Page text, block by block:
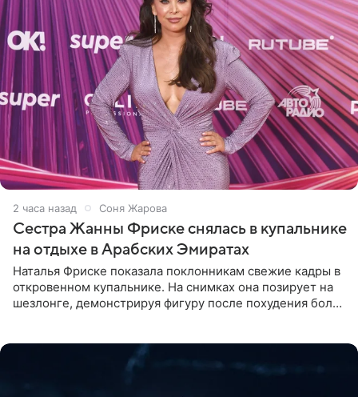
2 часа назад Соня Жарова
Сестра Жанны Фриске снялась в купальнике
на отдыхе в Арабских Эмиратах
Наталья Фриске показала поклонникам свежие кадры в
откровенном купальнике. На снимках она позирует на
шезлонге, демонстрируя фигуру после похудения более